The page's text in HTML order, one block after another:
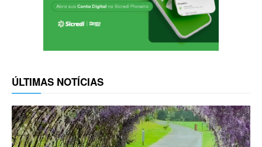
ÚLTIMAS NOTÍCIAS